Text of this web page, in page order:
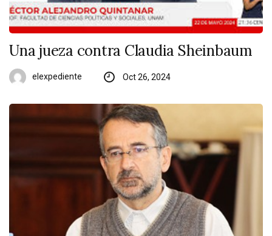
Una jueza contra Claudia Sheinbaum
elexpediente Oct 26, 2024